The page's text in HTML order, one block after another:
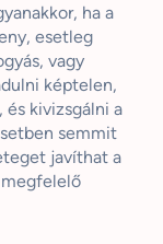
ha a
esetleg
vagy
képtelen,
és kivizsgálni a
semmit
javíthat a
megfelelő